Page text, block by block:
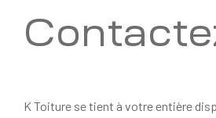
K Toiture se tient à votre entière